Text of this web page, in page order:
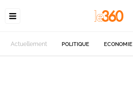
Actuellement POLITIQUE ECONOMIE